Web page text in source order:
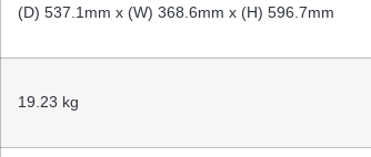
(D) 537.1mm x (W) 368.6mm x (H) 596.7mm
19.23 kg